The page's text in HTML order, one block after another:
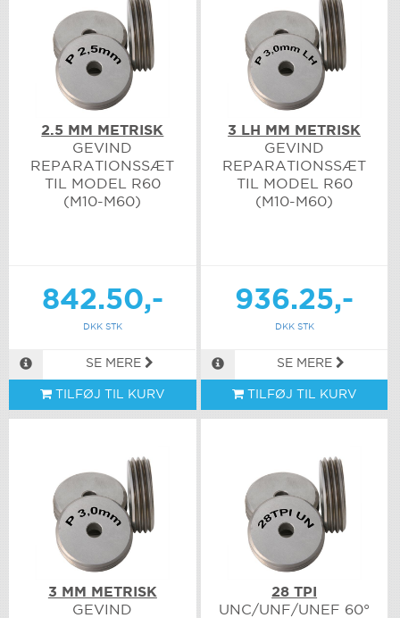
2.5 MM METRISK
GEVIND
REPARATIONSSÆT
TIL MODEL R60
(M10-M60)
842.50,-
DKK STK
SE MERE
TILFØJ TIL KURV
3 LH MM METRISK
GEVIND
REPARATIONSSÆT
TIL MODEL R60
(M10-M60)
936.25,-
DKK STK
SE MERE
TILFØJ TIL KURV
3 MM METRISK
GEVIND
28 TPI
UNC/UNF/UNEF 60°